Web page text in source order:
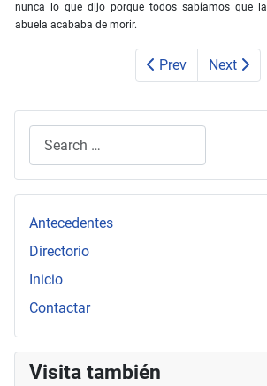
nunca lo que dijo porque todos sabíamos que la
abuela acababa de morir.
Prev Next
Antecedentes
Directorio
Inicio
Contactar
Visita también